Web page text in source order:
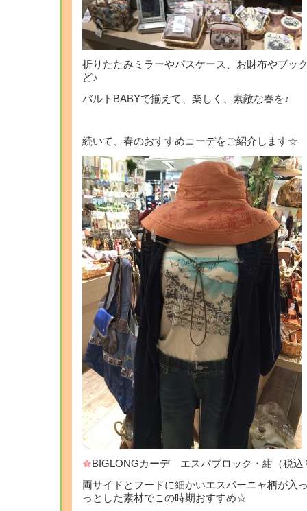
折りたたみミラーやパスケース、お財布やブッ
ど♪
バルトBABYで揃えて、楽しく、素敵な春を♪
続いて、春のおすすめコーデをご紹介します☆
BIGLONGカーデ エスパブロック・紺（税込
両サイドとフードに細かいエスパーニャ柄が入
っとした素材でこの時期おすすめ☆